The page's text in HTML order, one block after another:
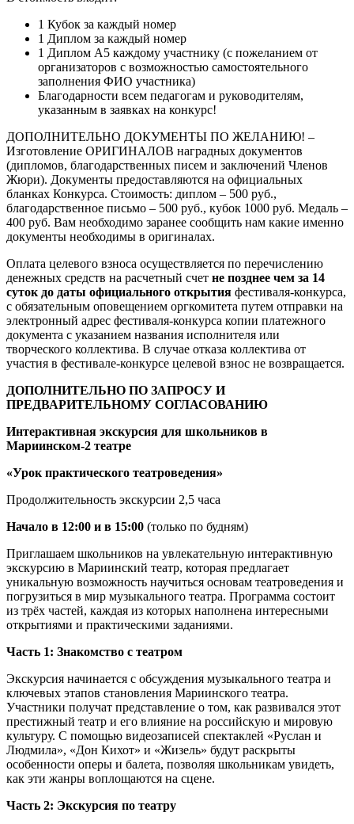
1 Кубок за каждый номер
1 Диплом за каждый номер
1 Диплом А5 каждому участнику (с пожеланием от
организаторов с возможностью самостоятельного
заполнения ФИО участника)
Благодарности всем педагогам и руководителям,
указанным в заявках на конкурс!
ДОПОЛНИТЕЛЬНО ДОКУМЕНТЫ ПО ЖЕЛАНИЮ! –
Изготовление ОРИГИНАЛОВ наградных документов
(дипломов, благодарственных писем и заключений Членов
Жюри). Документы предоставляются на официальных
бланках Конкурса. Стоимость: диплом – 500 руб.,
благодарственное письмо – 500 руб., кубок 1000 руб. Медаль –
400 руб. Вам необходимо заранее сообщить нам какие именно
документы необходимы в оригиналах.
Оплата целевого взноса осуществляется по перечислению
денежных средств на расчетный счет не позднее чем за 14
суток до даты официального открытия фестиваля-конкурса,
с обязательным оповещением оргкомитета путем отправки на
электронный адрес фестиваля-конкурса копии платежного
документа с указанием названия исполнителя или
творческого коллектива. В случае отказа коллектива от
участия в фестивале-конкурсе целевой взнос не возвращается.
ДОПОЛНИТЕЛЬНО ПО ЗАПРОСУ И
ПРЕДВАРИТЕЛЬНОМУ СОГЛАСОВАНИЮ
Интерактивная экскурсия для школьников в
Мариинском-2 театре
«Урок практического театроведения»
Продолжительность экскурсии 2,5 часа
Начало в 12:00 и в 15:00 (только по будням)
Приглашаем школьников на увлекательную интерактивную
экскурсию в Мариинский театр, которая предлагает
уникальную возможность научиться основам театроведения и
погрузиться в мир музыкального театра. Программа состоит
из трёх частей, каждая из которых наполнена интересными
открытиями и практическими заданиями.
Часть 1: Знакомство с театром
Экскурсия начинается с обсуждения музыкального театра и
ключевых этапов становления Мариинского театра.
Участники получат представление о том, как развивался этот
престижный театр и его влияние на российскую и мировую
культуру. С помощью видеозаписей спектаклей «Руслан и
Людмила», «Дон Кихот» и «Жизель» будут раскрыты
особенности оперы и балета, позволяя школьникам увидеть,
как эти жанры воплощаются на сцене.
Часть 2: Экскурсия по театру